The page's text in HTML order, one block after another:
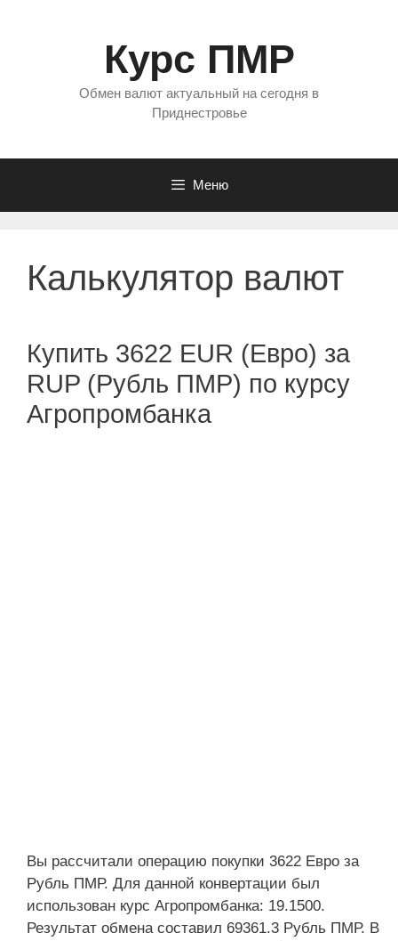
Курс ПМР
Обмен валют актуальный на сегодня в
Приднестровье
Меню
Калькулятор валют
Купить 3622 EUR (Евро) за
RUP (Рубль ПМР) по курсу
Агропромбанка
Вы рассчитали операцию покупки 3622 Евро за
Рубль ПМР. Для данной конвертации был
использован курс Агропромбанка: 19.1500.
Результат обмена составил 69361.3 Рубль ПМР. В